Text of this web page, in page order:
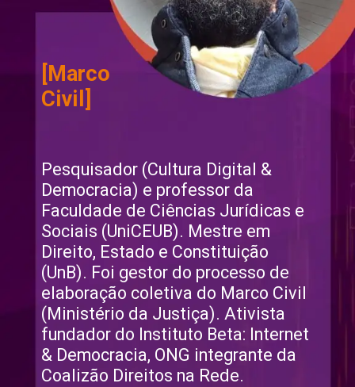
Pesquisador (Cultura Digital &
Democracia) e professor da
Faculdade de Ciências Jurídicas e
Sociais (UniCEUB). Mestre em
Direito, Estado e Constituição
(UnB). Foi gestor do processo de
elaboração coletiva do Marco Civil
(Ministério da Justiça). Ativista
fundador do Instituto Beta: Internet
& Democracia, ONG integrante da
Coalizão Direitos na Rede.
[Marco
Civil]